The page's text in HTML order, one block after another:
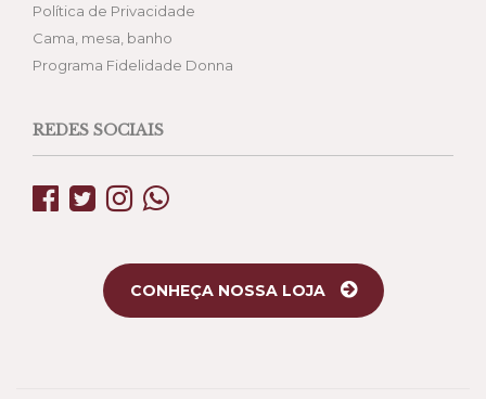
Política de Privacidade
Cama, mesa, banho
Programa Fidelidade Donna
REDES SOCIAIS
CONHEÇA NOSSA LOJA